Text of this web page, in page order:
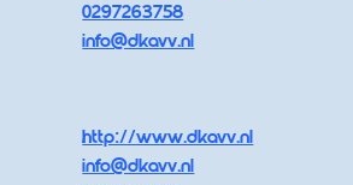
0297263758
info@dkavv.nl
http://www.dkavv.nl
info@dkavv.nl